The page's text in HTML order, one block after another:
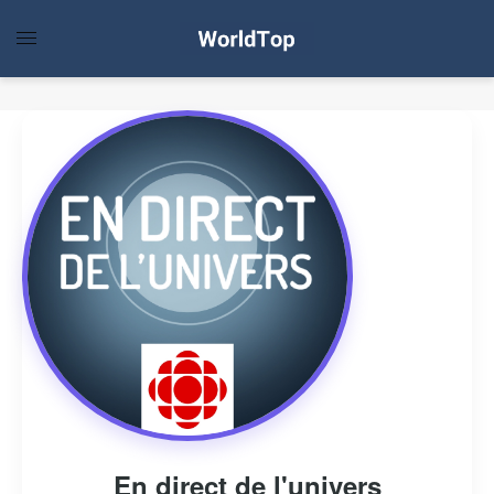
En direct de l'univers